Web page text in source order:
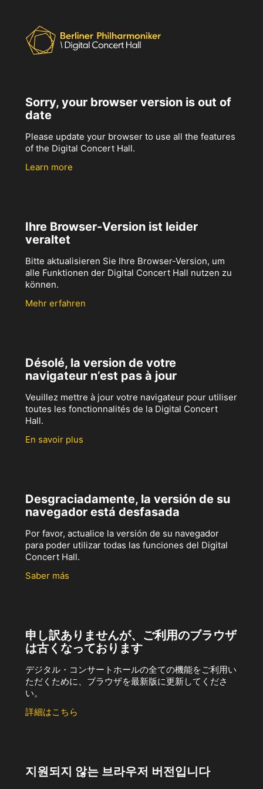
Sorry, your browser version is out of
date
Please update your browser to use all the features
of the Digital Concert Hall.
Learn more
Ihre Browser-Version ist leider
veraltet
Bitte aktualisieren Sie Ihre Browser-Version, um
alle Funktionen der Digital Concert Hall nutzen zu
können.
Mehr erfahren
Désolé, la version de votre
navigateur n’est pas à jour
Veuillez mettre à jour votre navigateur pour utiliser
toutes les fonctionnalités de la Digital Concert
Hall.
En savoir plus
Desgraciadamente, la versión de su
navegador está desfasada
Por favor, actualice la versión de su navegador
para poder utilizar todas las funciones del Digital
Concert Hall.
Saber más
申し訳ありませんが、ご利用のブラウザ
は古くなっております
デジタル・コンサートホールの全ての機能をご利用い
ただくために、ブラウザを最新版に更新してくださ
い。
詳細はこちら
지원되지 않는 브라우저 버전입니다